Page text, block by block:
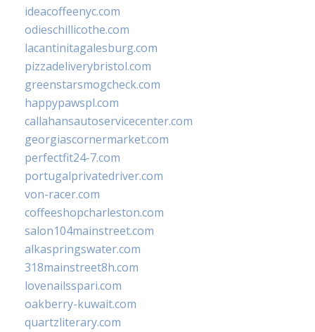
ideacoffeenyc.com
odieschillicothe.com
lacantinitagalesburg.com
pizzadeliverybristol.com
greenstarsmogcheck.com
happypawspl.com
callahansautoservicecenter.com
georgiascornermarket.com
perfectfit24-7.com
portugalprivatedriver.com
von-racer.com
coffeeshopcharleston.com
salon104mainstreet.com
alkaspringswater.com
318mainstreet8h.com
lovenailsspari.com
oakberry-kuwait.com
quartzliterary.com